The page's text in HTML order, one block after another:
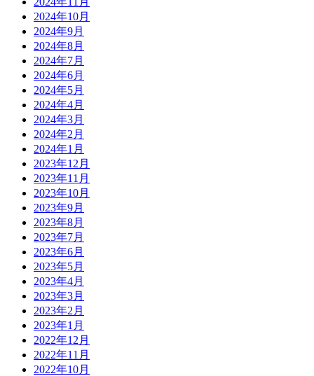
2024年10月
2024年9月
2024年8月
2024年7月
2024年6月
2024年5月
2024年4月
2024年3月
2024年2月
2024年1月
2023年12月
2023年11月
2023年10月
2023年9月
2023年8月
2023年7月
2023年6月
2023年5月
2023年4月
2023年3月
2023年2月
2023年1月
2022年12月
2022年11月
2022年10月